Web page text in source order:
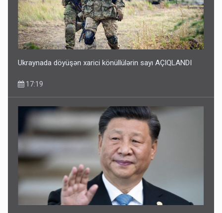
Ukraynada döyüşən xarici könüllülərin sayı AÇIQLANDI
17:19